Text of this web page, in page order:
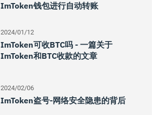
ImToken钱包进行自动转账
2024/01/12
ImToken可收BTC吗 - 一篇关于
ImToken和BTC收款的文章
2024/02/06
ImToken盗号-网络安全隐患的背后